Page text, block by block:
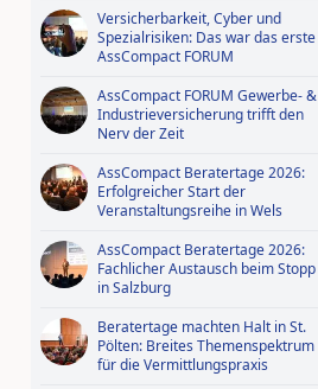
Versicherbarkeit, Cyber und
Spezialrisiken: Das war das erste
AssCompact FORUM
AssCompact FORUM Gewerbe- &
Industrieversicherung trifft den
Nerv der Zeit
AssCompact Beratertage 2026:
Erfolgreicher Start der
Veranstaltungsreihe in Wels
AssCompact Beratertage 2026:
Fachlicher Austausch beim Stopp
in Salzburg
Beratertage machten Halt in St.
Pölten: Breites Themenspektrum
für die Vermittlungspraxis